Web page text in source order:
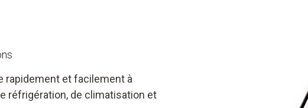
rapidement et facilement à
réfrigération, de climatisation et